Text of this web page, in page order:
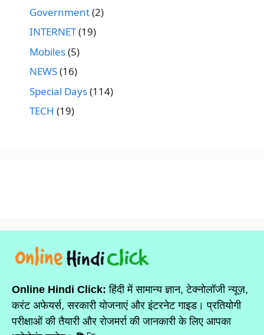
Government(2)
INTERNET(19)
Mobiles(5)
NEWS(16)
Special Days(114)
TECH (19)
Online Hindi Click: हिंदी में सामान्य ज्ञान, टेक्नोलॉजी न्यूज़,
करंट अफेयर्स, सरकारी योजनाएं और इंटरनेट गाइड। प्रतियोगी
परीक्षाओं की तैयारी और रोजमर्रा की जानकारी के लिए आपका